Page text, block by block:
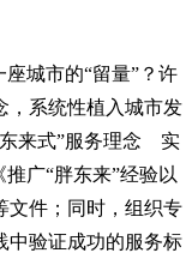
城市的“留量”？许
，系统性植入城市发
东来式”服务理念 实
广“胖东来”经验以
文件；同时，组织专
中验证成功的服务标